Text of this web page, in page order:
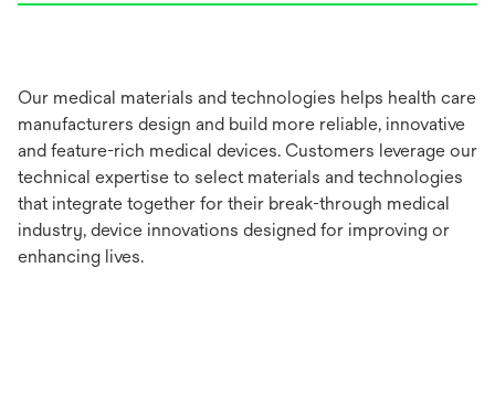
Our medical materials and technologies helps health care
manufacturers design and build more reliable, innovative
and feature-rich medical devices. Customers leverage our
technical expertise to select materials and technologies
that integrate together for their break-through medical
industry, device innovations designed for improving or
enhancing lives.